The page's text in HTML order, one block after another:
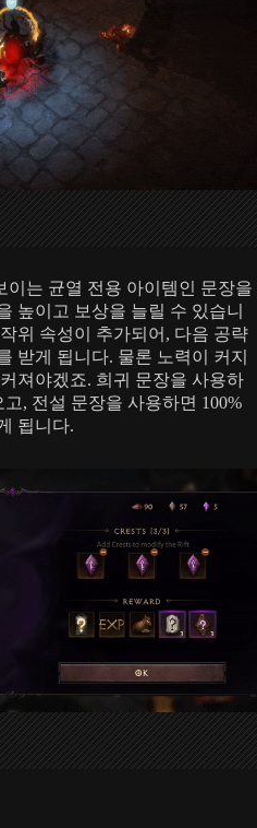
는 균열 전용 아이템인 문장을
높이고 보상을 늘릴 수 있습니
위 속성이 추가되어, 다음 공략
받게 됩니다. 물론 노력이 커지
져야겠죠. 희귀 문장을 사용하
, 전설 문장을 사용하면 100%
됩니다.